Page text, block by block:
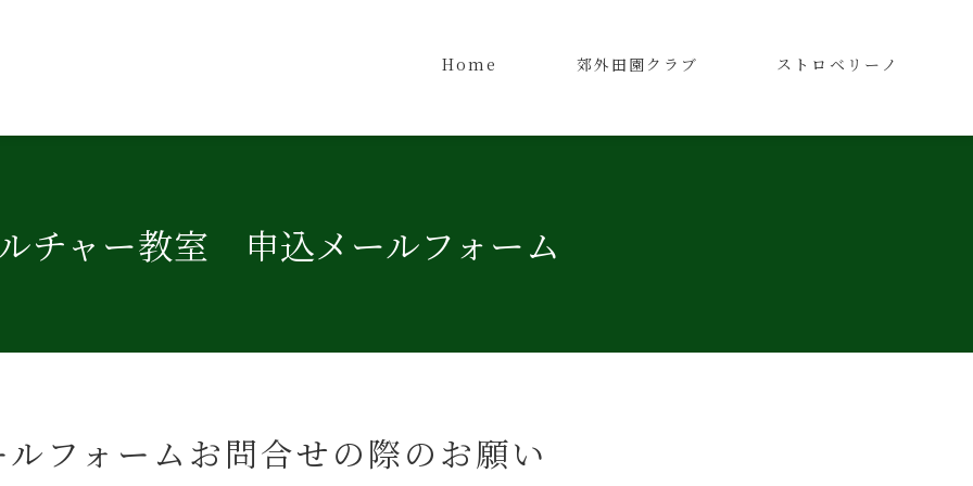
Home 郊外田園クラブ ストロベリーノ
チャー教室 申込メールフォーム
ルフォームお問合せの際のお願い